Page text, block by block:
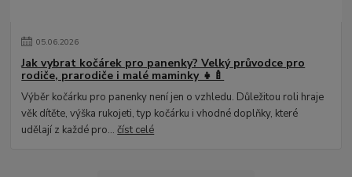
05.06.2026
Jak vybrat kočárek pro panenky? Velký průvodce pro
rodiče, prarodiče i malé maminky 👧🍼
Výběr kočárku pro panenky není jen o vzhledu. Důležitou roli hraje
věk dítěte, výška rukojeti, typ kočárku i vhodné doplňky, které
udělají z každé pro...číst celé